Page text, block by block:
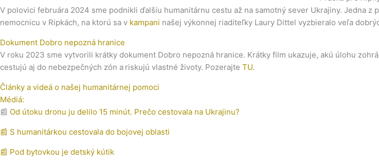
V polovici februára 2024 sme podnikli ďalšiu humanitárnu cestu až na samotný sever Ukrajiny. Jedna
nemocnicu v Ripkách, na ktorú sa v kampani našej výkonnej riaditeľky Laury Dittel vyzbieralo veľa
Dokument Dobro nepozná hranice
V roku 2023 sme vytvorili krátky dokument Dobro nepozná hranice. Krátky film ukazuje, akú úlohu
cestujú aj do nebezpečných zón a riskujú vlastné životy. Pozerajte TU.
Články a videá o našej humanitárnej pomoci
Médiá:
📰 Od útoku dronu ju delilo 15 minút. Prečo cestovala na Ukrajinu?
📰 S humanitárkou cestovala do bojovej oblasti
📰 Pod bytovkou je detský kútik